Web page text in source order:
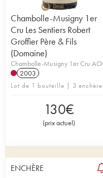
Chambolle-Musigny 1er
Cru Les Sentiers Robert
Groffier Père & Fils
(Domaine)
Chambolle-Musigny 1er Cru
2003
Lot de 1 bouteille | 3
130€
(prix actuel)
ENCHÈRE